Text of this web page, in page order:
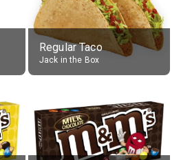
Regular Taco
Jack in the Box